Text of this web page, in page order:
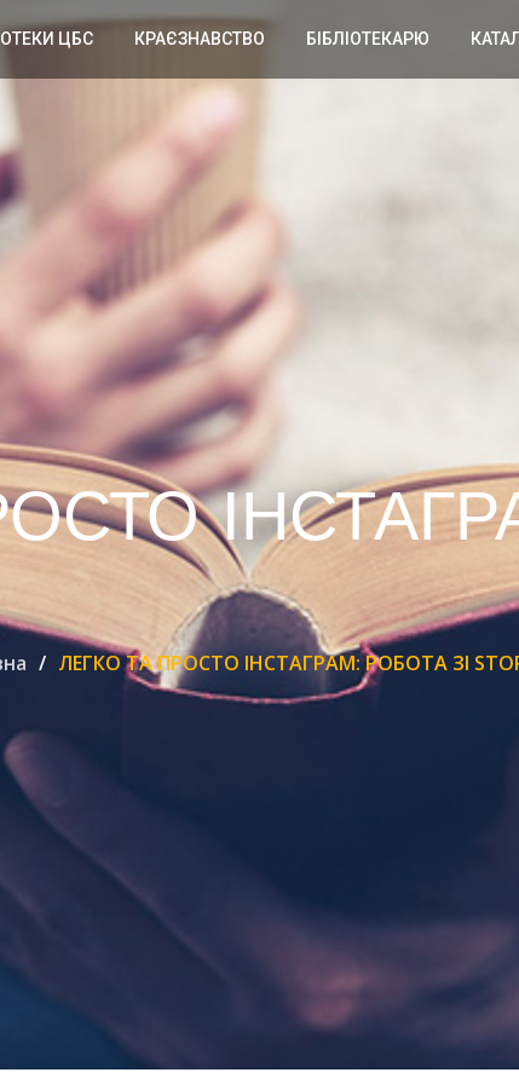
ЦБС КРАЄЗНАВСТВО БІБЛІОТЕКАРЮ
ЛЕГКО ТА ПРОСТО ІНСТАГРАМ: РОБОТА ЗІ